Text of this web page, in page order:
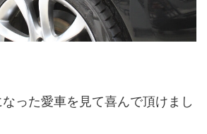
った愛車を見て喜んで頂けまし